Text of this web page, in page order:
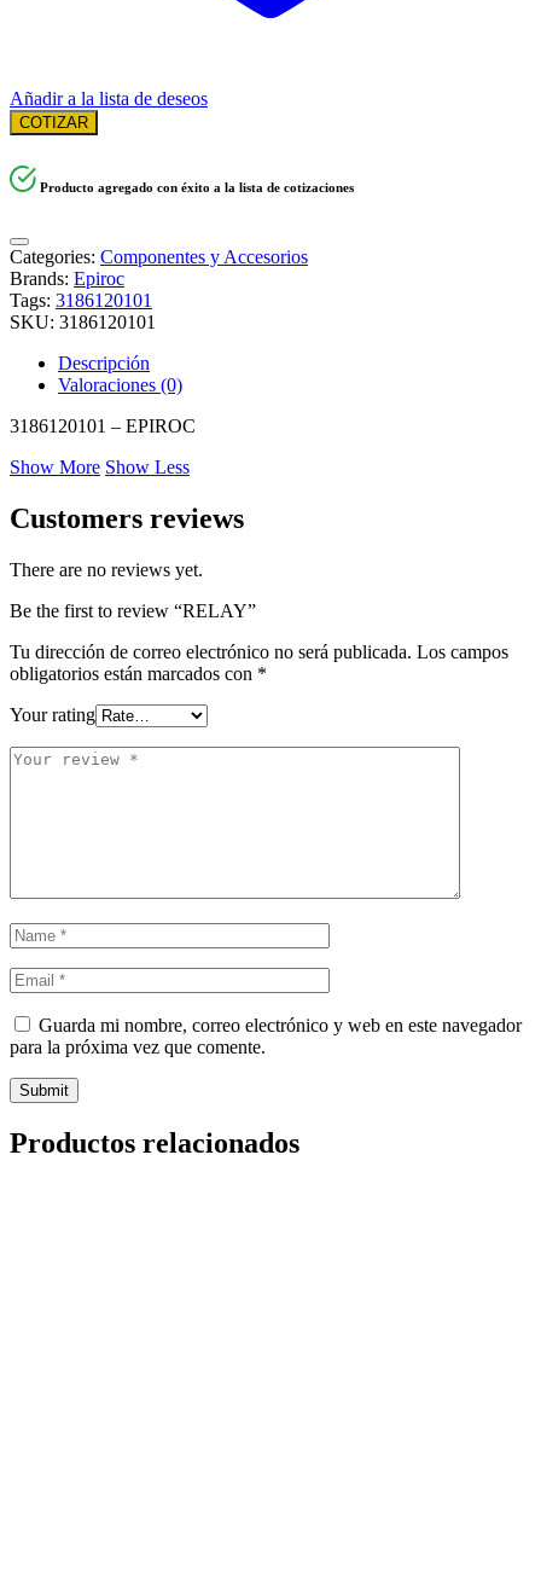
Añadir a la lista de deseos
COTIZAR
Producto agregado con éxito a la lista de cotizaciones
Categories: Componentes y Accesorios
Brands: Epiroc
Tags: 3186120101
SKU: 3186120101
Descripción
Valoraciones (0)
3186120101 – EPIROC
Show More Show Less
Customers reviews
There are no reviews yet.
Be the first to review “RELAY”
Tu dirección de correo electrónico no será publicada. Los campos
obligatorios están marcados con *
Your rating
Guarda mi nombre, correo electrónico y web en este navegador
para la próxima vez que comente.
Productos relacionados